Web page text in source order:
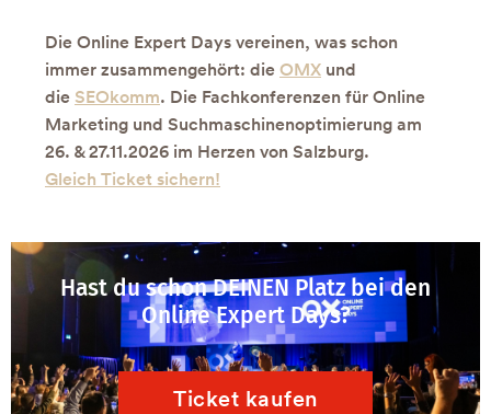
Die Online Expert Days vereinen, was schon
immer zusammengehört: dieOMX und
die SEOkomm. Die Fachkonferenzen für Online
Marketing und Suchmaschinenoptimierung am
26. & 27.11.2026 im Herzen von Salzburg.
Gleich Ticket sichern!
Hast du schon DEINEN Platz bei den
Online Expert Days?
Ticket kaufen